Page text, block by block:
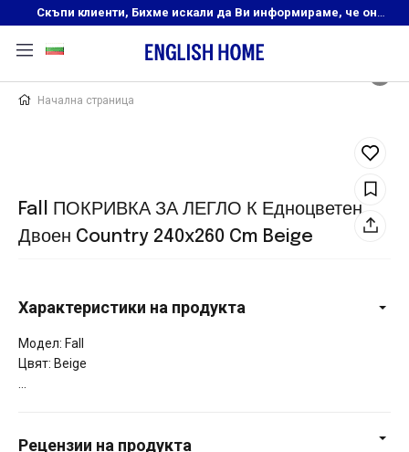
Скъпи клиенти, Бихме искали да Ви информираме, че онлайн магазинът на English Home преустановява своята дейност. Прекрасният ни и усмихнат екип ,Ви очаква в нашите физически магазини, където ще откриете любимите си продукти! Благодарим Ви, че сте част от семейството на Еnglish Home!
Начална страница
Fall ПОКРИВКА ЗА ЛЕГЛО К Едноцветен
Двоен Country 240x260 Cm Beige
Характеристики на продукта
Модел: Fall
Цвят: Beige